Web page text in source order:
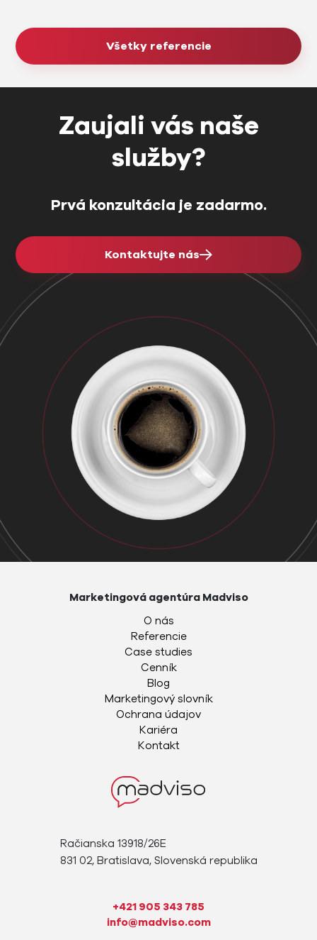
Všetky referencie
Zaujali vás naše
služby?
Prvá konzultácia je zadarmo.
Kontaktujte nás
Račianska 13918/26E
831 02, Bratislava, Slovenská republika
+421 905 343 785
info@madviso.com
Marketingová agentúra Madviso
O nás
Referencie
Case studies
Cenník
Blog
Marketingový slovník
Ochrana údajov
Kariéra
Kontakt